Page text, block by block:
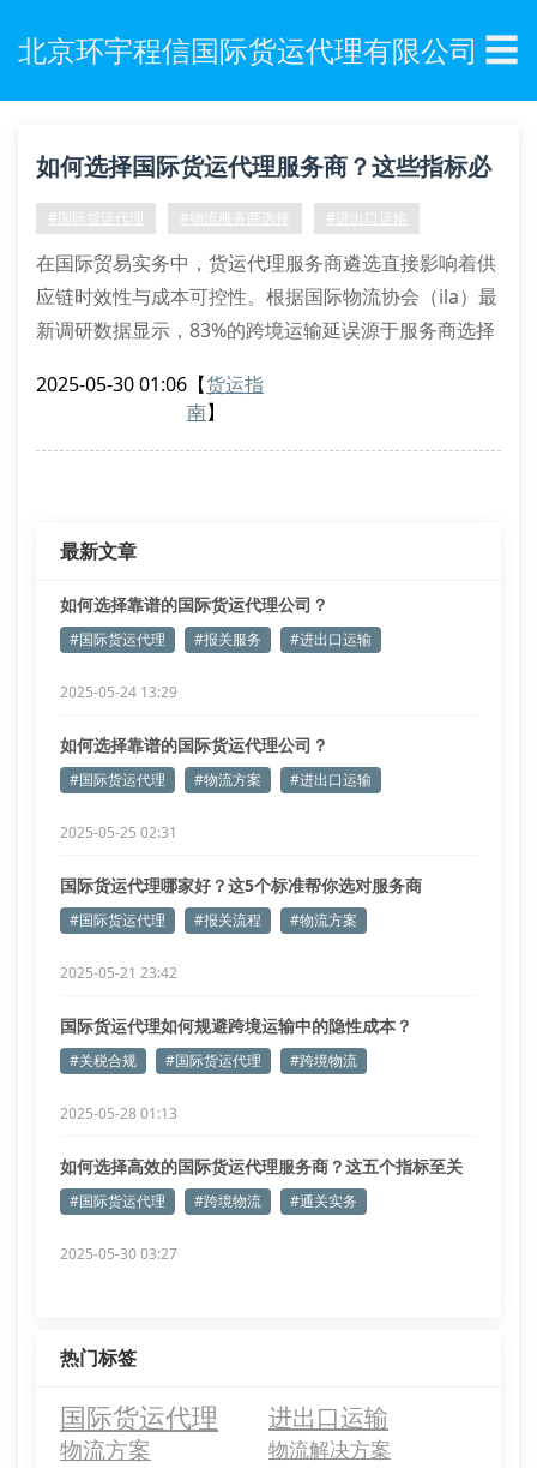
北京环宇程信国际货运代理有限公司 ☰
如何选择国际货运代理服务商？这些指标必
须掌握！
#国际货运代理 #物流服务商选择 #进出口运输
在国际贸易实务中，货运代理服务商遴选直接影响着供
应链时效性与成本可控性。根据国际物流协会（ila）最
新调研数据显示，83%的跨境运输延误源于服务商选择
际货运代理有限公司解析核心评估维度。
2025-05-30 01:06 【货运指
南】
最新文章
如何选择靠谱的国际货运代理公司？
#国际货运代理 #报关服务 #进出口运输
2025-05-24 13:29
如何选择靠谱的国际货运代理公司？
#国际货运代理 #物流方案 #进出口运输
2025-05-25 02:31
国际货运代理哪家好？这5个标准帮你选对服务商
#国际货运代理 #报关流程 #物流方案
2025-05-21 23:42
国际货运代理如何规避跨境运输中的隐性成本？
#关税合规 #国际货运代理 #跨境物流
2025-05-28 01:13
如何选择高效的国际货运代理服务商？这五个指标至关
重要
#国际货运代理 #跨境物流 #通关实务
2025-05-30 03:27
热门标签
国际货运代理 进出口运输
物流方案
物流解决方案